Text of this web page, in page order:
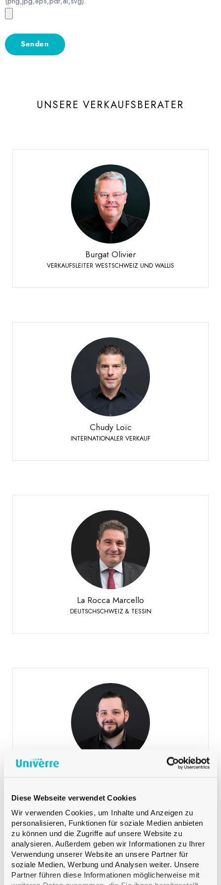
Diese Webseite verwendet Cookies
Wir verwenden Cookies, um Inhalte und Anzeigen zu
personalisieren, Funktionen für soziale Medien anbieten
zu können und die Zugriffe auf unsere Website zu
analysieren. Außerdem geben wir Informationen zu Ihrer
Verwendung unserer Website an unsere Partner für
soziale Medien, Werbung und Analysen weiter. Unsere
Partner führen diese Informationen möglicherweise mit
UNSERE VERKAUFSBERATER
Burgat Olivier
VERKAUFSLEITER WESTSCHWEIZ UND WALLIS
Burgat Olivier
VERKAUFSLEITER WESTSCHWEIZ UND WALLIS
Telefon:
+41 79 273 16 50
Chudy Loïc
INTERNATIONALER VERKAUF
Chudy Loïc
INTERNATIONALER VERKAUF
Telefon:
+41 79 524 72 19
La Rocca Marcello
DEUTSCHSCHWEIZ & TESSIN
La Rocca Marcello
DEUTSCHSCHWEIZ & TESSIN
Verkaufsleiter Deutschschweiz & Tessin
Handy:
+41 79 447 94 48
Lehmann Martin
VERKAUF DEUTSCHSCHWEIZ
Product Manager Spirituosen